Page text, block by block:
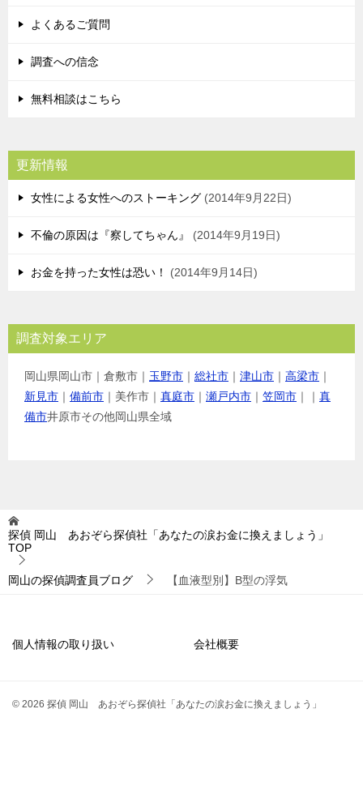
よくあるご質問
調査への信念
無料相談はこちら
更新情報
女性による女性へのストーキング 2014年9月22日
不倫の原因は『察してちゃん』 2014年9月19日
お金を持った女性は恐い！ 2014年9月14日
調査対象エリア
岡山県岡山市｜倉敷市｜ 玉野市 ｜ 総社市 ｜ 津山市 ｜ 高梁市 ｜
新見市 ｜ 備前市 ｜美作市｜ 真庭市 ｜ 瀬戸内市 ｜ 笠岡市 ｜｜ 真
備市井原市その他岡山県全域
探偵 岡山 あおぞら探偵社「あなたの涙お金に換えましょう」
TOP
岡山の探偵調査員ブログ 【血液型別】B型の浮気
個人情報の取り扱い 会社概要
© 2026 探偵 岡山 あおぞら探偵社「あなたの涙お金に換えましょう」